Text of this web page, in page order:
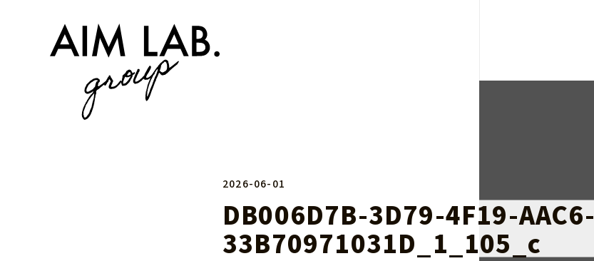
2026-06-01
DB006D7B-3D79-4F19-AAC6-
33B70971031D_1_105_c